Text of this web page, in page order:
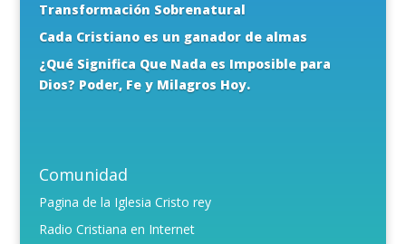
Transformación Sobrenatural
Cada Cristiano es un ganador de almas
¿Qué Significa Que Nada es Imposible para
Dios? Poder, Fe y Milagros Hoy.
Comunidad
Pagina de la Iglesia Cristo rey
Radio Cristiana en Internet